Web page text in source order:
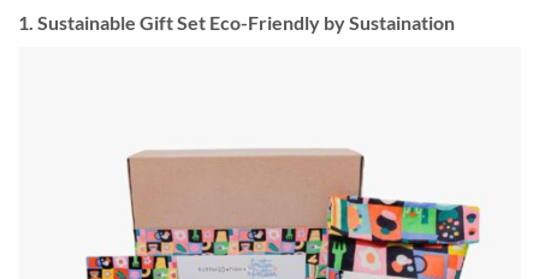
1. Sustainable Gift Set Eco-Friendly by Sustaination